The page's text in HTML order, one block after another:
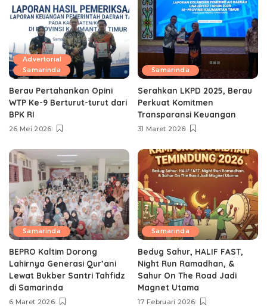
Advertorial
Samarinda
Berau Pertahankan Opini
WTP Ke-9 Berturut-turut dari
BPK RI
26 Mei 2026
Samarinda
Serahkan LKPD 2025, Berau
Perkuat Komitmen
Transparansi Keuangan
31 Maret 2026
Samarinda
BEPRO Kaltim Dorong
Lahirnya Generasi Qur’ani
Lewat Bukber Santri Tahfidz
di Samarinda
6 Maret 2026
Samarinda
Bedug Sahur, HALIF FAST,
Night Run Ramadhan, &
Sahur On The Road Jadi
Magnet Utama
17 Februari 2026